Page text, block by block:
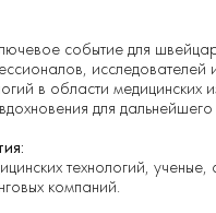
событие для
исследователей
в области
для дальнейшего
технологий, ученые,
компаний.